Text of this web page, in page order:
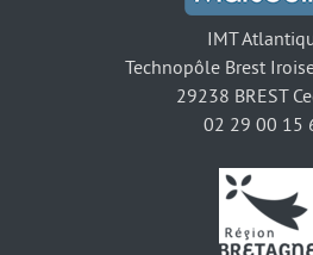
IMT
Technopôle Brest
29238 BREST
02 29 00 15